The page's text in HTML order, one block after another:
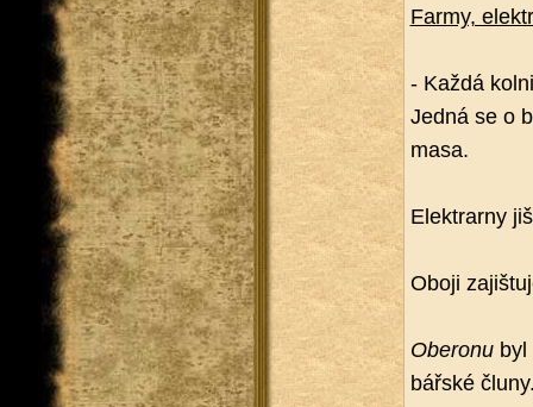
Farmy,
- Každá
Jedná se o
masa.
Elek­trar­ny
Oboji
Obe­ro­nubyl
bář­ské